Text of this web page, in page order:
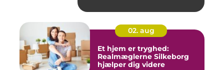
02. aug
Et hjem er tryghed:
Realmæglerne Silkeborg
hjælper dig videre